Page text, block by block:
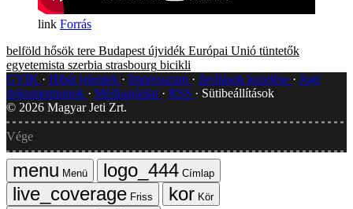
Forrás
belföld hősök tere Budapest újvidék Európai Unió tüntetők
egyetemista szerbia strasbourg bicikli
GYIK
Hibát jelentek Impresszum Javítások kezelése
Jogi
dokumentumok
Médiaajánlat RSS
Sütibeállítások
© 2026 Magyar Jeti Zrt.
Vége
Menü
Címlap
Friss
Kör